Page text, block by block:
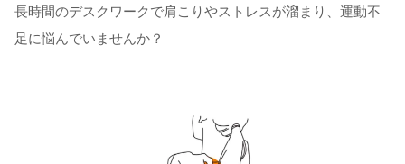
長時間のデスクワークで肩こりやストレスが溜まり、運動不
足に悩んでいませんか？